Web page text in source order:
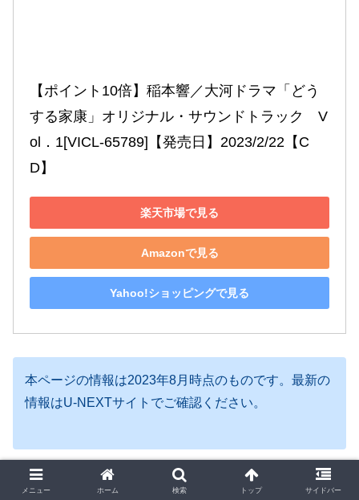
【ポイント10倍】稲本響／大河ドラマ「どう
する家康」オリジナル・サウンドトラック　V
ol．1[VICL-65789]【発売日】2023/2/22【C
D】
楽天市場で見る
Amazonで見る
Yahoo!ショッピングで見る
本ページの情報は2023年8月時点のものです。最新の
情報はU-NEXTサイトでご確認ください。
メニュー ホーム 検索 トップ サイドバー